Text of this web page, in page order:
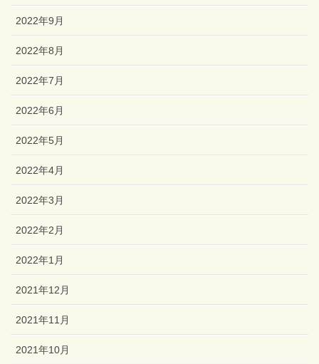
2022年9月
2022年8月
2022年7月
2022年6月
2022年5月
2022年4月
2022年3月
2022年2月
2022年1月
2021年12月
2021年11月
2021年10月